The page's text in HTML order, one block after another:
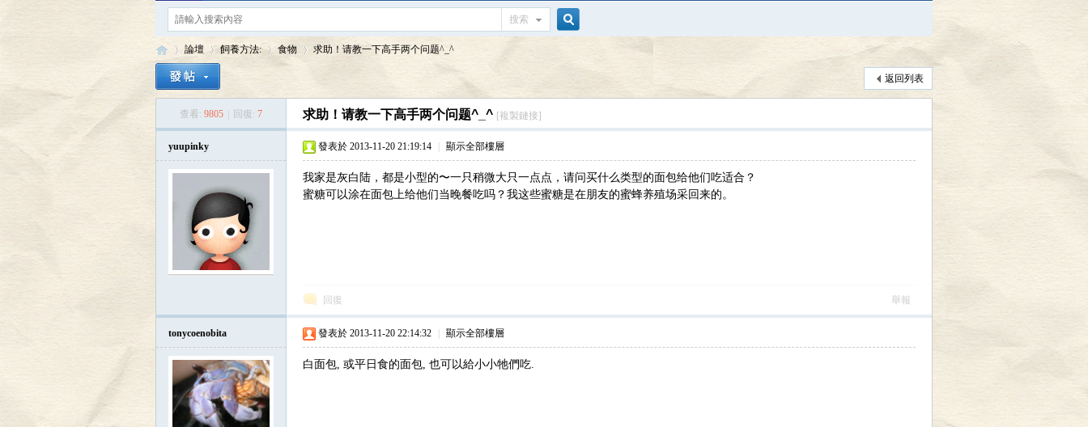
搜索
論壇
›
飼養方法: 食物 求助！请教一下高手两个问题^_^
返回列表
查看: 9805 回復: 7 求助！请教一下高手两个问题^_^ [複製鏈接]
yuupinky 發表於 2013-11-20 21:19:14 顯示全部樓層
我家是灰白陆，都是小型的〜一只稍微大只一点点，请问买什么类型的面包给他们吃适合？
蜜糖可以涂在面包上给他们当晚餐吃吗？我这些蜜糖是在朋友的蜜蜂养殖场采回来的。
回復 舉報
tonycoenobita 發表於 2013-11-20 22:14:32 顯示全部樓層
白面包, 或平日食的面包, 也可以給小小牠們吃.